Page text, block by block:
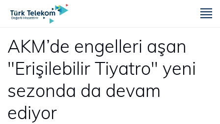
AKM’de engelleri aşan
‎"Erişilebilir Tiyatro" yeni
sezonda da devam
ediyor